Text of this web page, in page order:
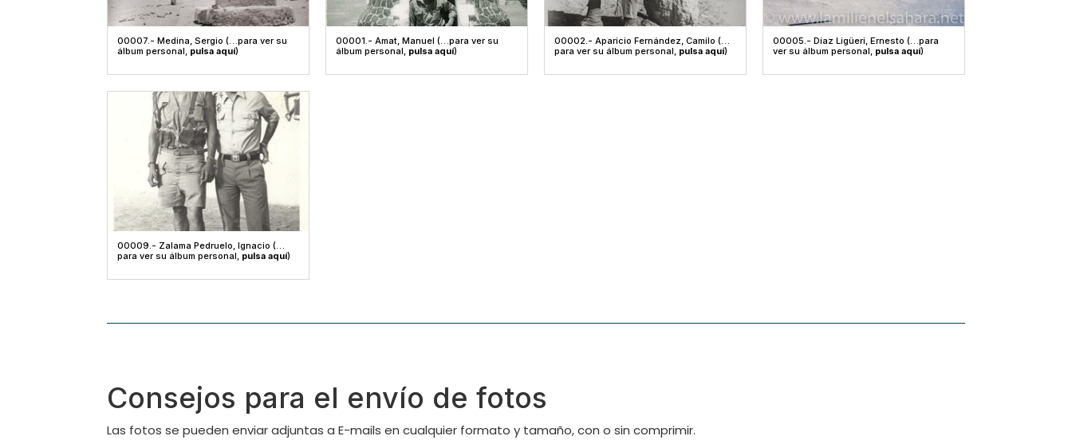
00007.- Medina, Sergio (…para ver su
álbum personal, pulsa aquí)
00001.- Amat, Manuel (…para ver su
álbum personal, pulsa aquí)
00002.- Aparicio Fernández, Camilo (…
para ver su álbum personal, pulsa aquí)
00005.- Díaz Ligüeri, Ernesto (…para
ver su álbum personal, pulsa aquí)
00009.- Zalama Pedruelo, Ignacio (…
para ver su álbum personal, pulsa aquí)
Consejos para el envío de fotos
Las fotos se pueden enviar adjuntas a E-mails en cualquier formato y tamaño, con o sin comprimir.